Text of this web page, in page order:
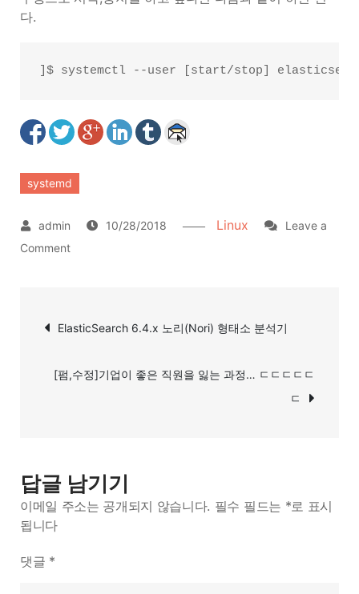
다.
]$ systemctl --user [start/stop]
systemd
10/28/2018 Linux
Leave a
Commenton
사
하
탐
색
ElasticSearch 6.4.x 노리(Nori) 형태소 분석기
[펌,수정]기업이 좋은 직원을 잃는 과정… ㄷㄷㄷㄷㄷ
ㄷ
답글 남기기
이메일 주소는 공개되지 않습니다. 필수 필드는 *로 표시
됩니다
댓글 *